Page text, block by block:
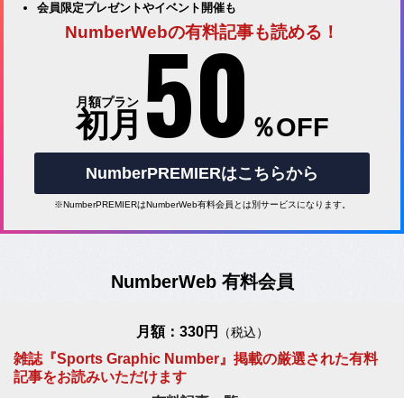
会員限定プレゼントやイベント開催も
NumberWebの有料記事も読める！
月額プラン
初月 50 ％OFF
NumberPREMIERはこちらから
※NumberPREMIERはNumberWeb有料会員とは別サービスになります。
NumberWeb 有料会員
月額：330円 （税込）
雑誌『Sports Graphic Number』掲載の厳選された有料
記事をお読みいただけます